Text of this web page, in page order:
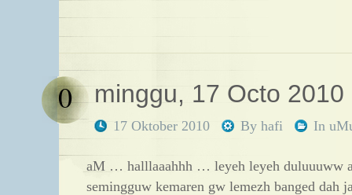
minggu, 17 Octo 2010
17 Oktober 2010 By hafi
0
In
aM … halllaaahhh … leyeh leyeh duluuuww
semingguw kemaren gw lemezh banged